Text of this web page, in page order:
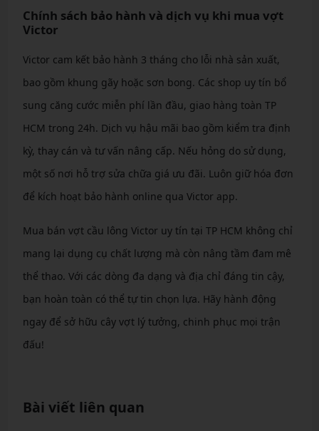
Chính sách bảo hành và dịch vụ khi mua vợt
Victor
Victor cam kết bảo hành 3 tháng cho lỗi nhà sản xuất,
bao gồm khung gãy hoặc sơn bong. Các shop uy tín bổ
sung căng cước miễn phí lần đầu, giao hàng toàn TP
HCM trong 24h. Dịch vụ hậu mãi bao gồm kiểm tra định
kỳ, thay cán và tư vấn nâng cấp. Nếu hỏng do sử dụng,
một số nơi hỗ trợ sửa chữa giá ưu đãi. Luôn giữ hóa đơn
để kích hoạt bảo hành online qua Victor app.
Mua bán vợt cầu lông Victor uy tín tại TP HCM không chỉ
mang lại dụng cụ chất lượng mà còn nâng tầm đam mê
thể thao. Với các dòng đa dạng và địa chỉ đáng tin cậy,
bạn hoàn toàn có thể tự tin chọn lựa. Hãy hành động
ngay để sở hữu cây vợt lý tưởng, chinh phục mọi trận
đấu!
Bài viết liên quan